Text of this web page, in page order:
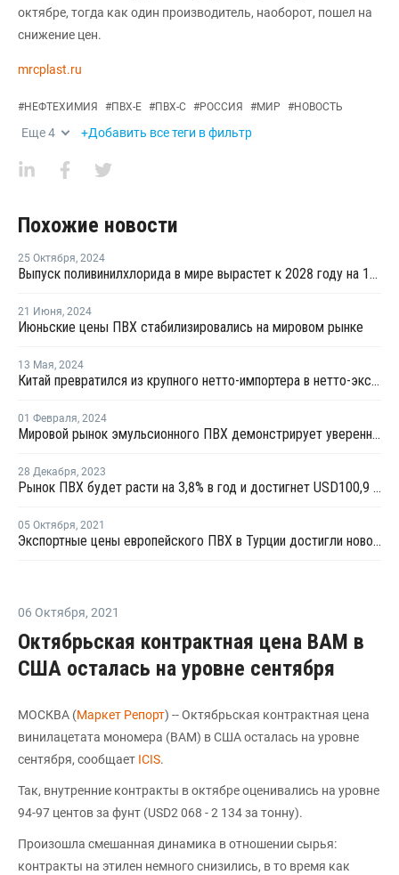
октябре, тогда как один производитель, наоборот, пошел на
снижение цен.
mrcplast.ru
#НЕФТЕХИМИЯ #ПВХ-Е #ПВХ-С #РОССИЯ #МИР #НОВОСТЬ
Еще4 +Добавить все теги в фильтр
Похожие новости
25 Октября, 2024
Выпуск поливинилхлорида в мире вырастет к 2028 году на 10 млн тонн
21 Июня, 2024
Июньские цены ПВХ стабилизировались на мировом рынке
13 Мая, 2024
Китай превратился из крупного нетто-импортера в нетто-экспортера ПВХ
01 Февраля, 2024
Мировой рынок эмульсионного ПВХ демонстрирует уверенный рост
28 Декабря, 2023
Рынок ПВХ будет расти на 3,8% в год и достигнет USD100,9 млрд к 2031 году
05 Октября, 2021
Экспортные цены европейского ПВХ в Турции достигли нового рекорда
06 Октября, 2021
Октябрьская контрактная цена ВAM в
США осталась на уровне сентября
МОСКВА (Маркет Репорт) -- Октябрьская контрактная цена
винилацетата мономера (ВAM) в США осталась на уровне
сентября, сообщает ICIS.
Так, внутренние контракты в октябре оценивались на уровне
94-97 центов за фунт (USD2 068 - 2 134 за тонну).
Произошла смешанная динамика в отношении сырья:
контракты на этилен немного снизились, в то время как